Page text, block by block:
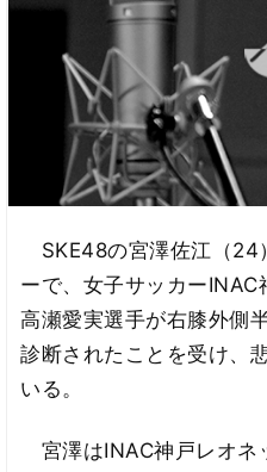
SKE48の宮澤佐江（24
ーで、女子サッカーINAC
高瀬愛実選手が右膝外側
診断されたことを受け、
いる。
宮澤はINAC神戸レオネ